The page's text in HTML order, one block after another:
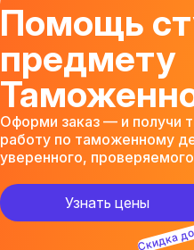
Помощь
предмету
Оформи заказ — и получи
работу по таможенному
уверенного,
Узнать цены
Скидка